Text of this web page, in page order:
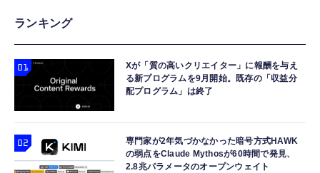
ランキング
Xが「質の高いクリエイター」に報酬を与え
る新プログラムを9月開始。既存の「収益分
配プログラム」は終了
専門家が2年気づかなかった暗号方式HAWK
の弱点をClaude Mythosが60時間で発見、
2.8兆パラメータのオープンウェイト